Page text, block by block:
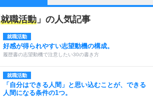
就職活動 」の人気記事
就職活動
好感が得られやすい志望動機の構成。
履歴書の志望動機で注意したい30の書き方
就職活動
「自分はできる人間」と思い込むことが、できる
人間になる条件の1つ。